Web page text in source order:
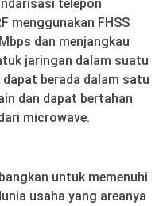
telepon
menggunakan FHSS
dan menjangkau
jaringan dalam suatu
berada dalam satu
dan dapat bertahan
microwave.
untuk memenuhi
usaha yang areanya